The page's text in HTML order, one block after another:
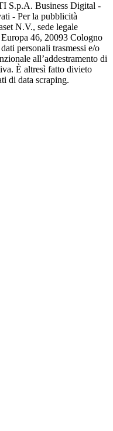
S.p.A. Business Digital -
- Per la pubblicità
N.V., sede legale
46, 20093 Cologno
personali trasmessi e/o
all’addestramento di
È altresì fatto divieto
di data scraping.